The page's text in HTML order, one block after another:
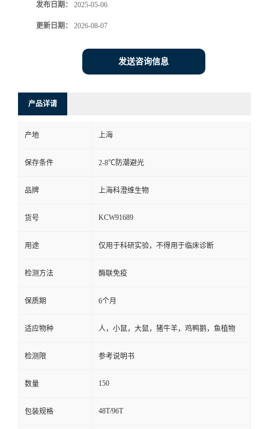
发布日期： 2025-05-06
更新日期： 2026-08-07
发送咨询信息
产品详请
产地 上海
保存条件 2-8℃防潮避光
品牌 上海科澄维生物
货号 KCW91689
用途 仅用于科研实验，不得用于临床诊断
检测方法 酶联免疫
保质期 6个月
适应物种 人，小鼠，大鼠，猪牛羊，鸡鸭鹅，鱼植物
检测限 参考说明书
数量 150
包装规格 48T/96T